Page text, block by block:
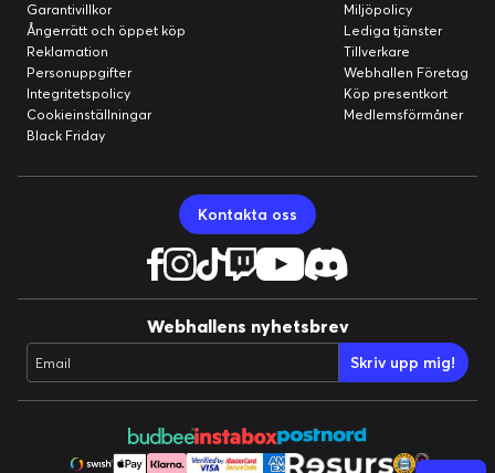
Garantivillkor
Ångerrätt och öppet köp
Reklamation
Personuppgifter
Integritetspolicy
Cookieinställningar
Black Friday
Miljöpolicy
Lediga tjänster
Tillverkare
Webhallen Företag
Köp presentkort
Medlemsförmåner
Kontakta oss
Webhallens nyhetsbrev
Email Skriv upp mig!